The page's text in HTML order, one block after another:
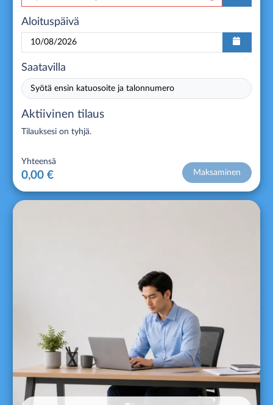
Aloituspäivä
Saatavilla
Syötä ensin katuosoite ja talonnumero
Aktiivinen tilaus
Tilauksesi on tyhjä.
Yhteensä
0,00 € Maksaminen